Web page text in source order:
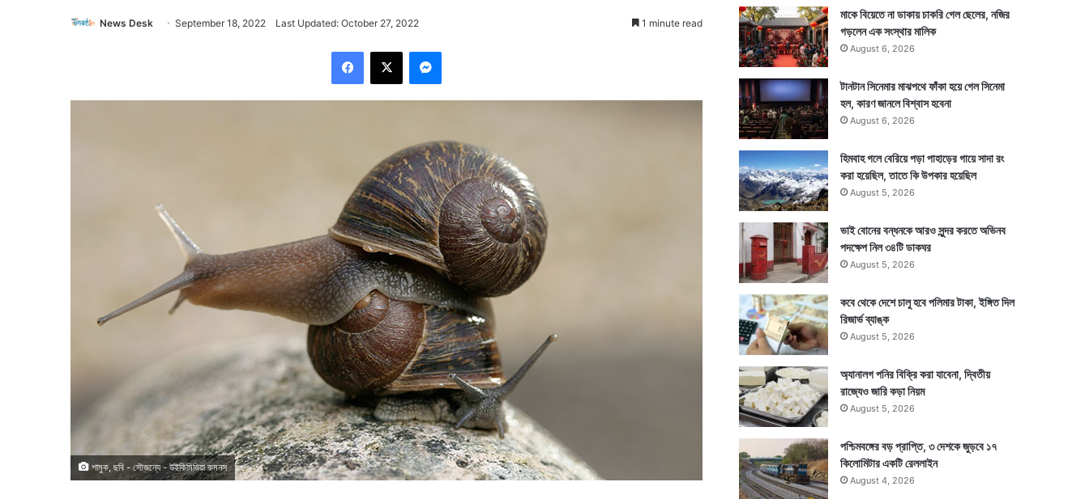
News Desk September 18, 2022 Last Updated: October 27, 2022 1 minute read
শামুক, ছবি - সৌজন্যে - উইকিমিডিয়া কমনস
মাকে বিয়েতে না ডাকায় চাকরি গেল ছেলের, নজির
গড়লেন এক সংস্থার মালিক
August 6, 2026
টানটান সিনেমার মাঝপথে ফাঁকা হয়ে গেল সিনেমা
হল, কারণ জানলে বিশ্বাস হবেনা
August 6, 2026
হিমবাহ গলে বেরিয়ে পড়া পাহাড়ের গায়ে সাদা রং
করা হয়েছিল, তাতে কি উপকার হয়েছিল
August 5, 2026
ভাই বোনের বন্ধনকে আরও সুন্দর করতে অভিনব
পদক্ষেপ নিল ৩৪টি ডাকঘর
August 5, 2026
কবে থেকে দেশে চালু হবে পলিমার টাকা, ইঙ্গিত দিল
রিজার্ভ ব্যাঙ্ক
August 5, 2026
অ্যানালগ পনির বিক্রি করা যাবেনা, দ্বিতীয়
রাজ্যেও জারি কড়া নিয়ম
August 5, 2026
পশ্চিমবঙ্গের বড় প্রাপ্তি, ৩ দেশকে জুড়বে ১৭
কিলোমিটার একটি রেললাইন
August 4, 2026